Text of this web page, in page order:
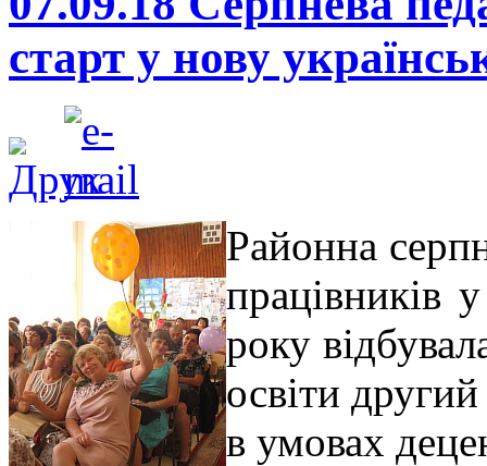
старт у нову
Районна
працівників
року
освіти
в умовах